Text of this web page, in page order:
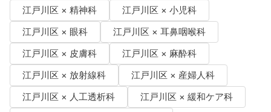
江戸川区 × 精神科
江戸川区 × 小児科
江戸川区 × 眼科
江戸川区 × 耳鼻咽喉科
江戸川区 × 皮膚科
江戸川区 × 麻酔科
江戸川区 × 放射線科
江戸川区 × 産婦人科
江戸川区 × 人工透析科
江戸川区 × 緩和ケア科